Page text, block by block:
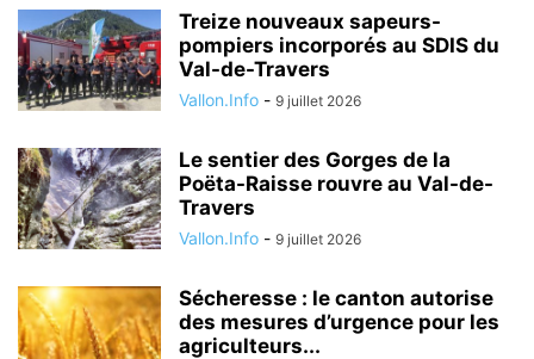
Treize nouveaux sapeurs-
pompiers incorporés au SDIS du
Val-de-Travers
Vallon.Info - 9 juillet 2026
Le sentier des Gorges de la
Poëta-Raisse rouvre au Val-de-
Travers
Vallon.Info - 9 juillet 2026
Sécheresse : le canton autorise
des mesures d’urgence pour les
agriculteurs...